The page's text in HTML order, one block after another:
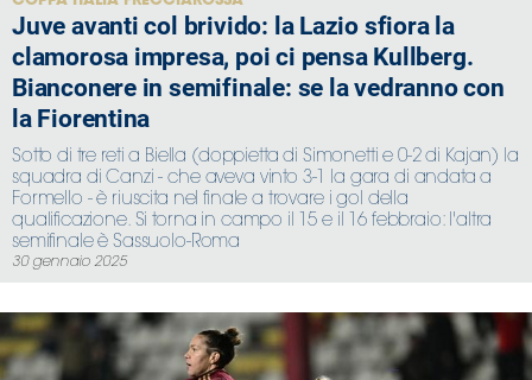
Juve avanti col brivido: la Lazio sfiora la
clamorosa impresa, poi ci pensa Kullberg.
Bianconere in semifinale: se la vedranno con
la Fiorentina
Sotto di tre reti a Biella (doppietta di Simonetti e 0-2 di Kajan) la
squadra di Canzi - che aveva vinto 3-1 la gara di andata a
Formello - è riuscita nel finale a trovare i gol della
qualificazione. Si torna in campo il 15 e il 16 febbraio: l'altra
semifinale è Sassuolo-Roma
30 gennaio 2025